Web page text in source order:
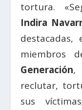
tortura.
Indira
miembros
Generación,
reclutar,
sus